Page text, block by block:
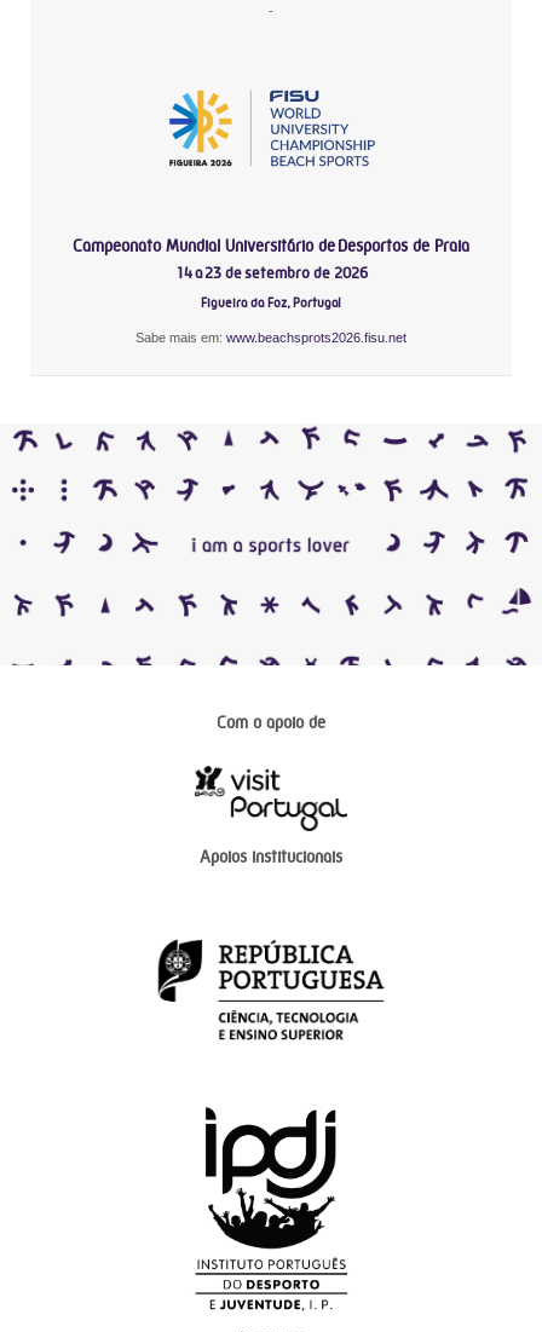
-
Campeonato Mundial Universitário de Desportos de Praia
14 a 23 de setembro de 2026
Figueira da Foz, Portugal
Sabe mais em: www.beachsprots2026.fisu.net
Com o apoio de
Apoios institucionais